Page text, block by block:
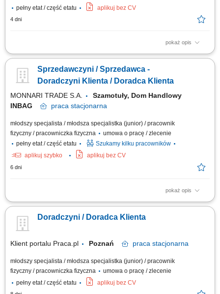
pełny etat / część etatu
aplikuj bez CV
4 dni
pokaż opis
Praca dla osób z doświadczeniem lub bez.
Sprzedawczyni / Sprzedawca -
Doradczyni Klienta / Doradca Klienta
MONNARI TRADE S.A.
Szamotuły, Dom Handlowy
INBAG
praca stacjonarna
młodszy specjalista / młodsza specjalistka (junior) / pracownik
fizyczny / pracowniczka fizyczna
umowa o pracę / zlecenie
pełny etat / część etatu
Szukamy kilku pracowników
aplikuj szybko
aplikuj bez CV
6 dni
pokaż opis
Salon Monnari Praca od zaraz Praca dla osób z doświadczeniem i bez
Doradczyni / Doradca Klienta
Klient portalu Praca.pl Poznań praca stacjonarna
młodszy specjalista / młodsza specjalistka (junior) / pracownik
fizyczny / pracowniczka fizyczna
umowa o pracę / zlecenie
pełny etat / część etatu
aplikuj bez CV